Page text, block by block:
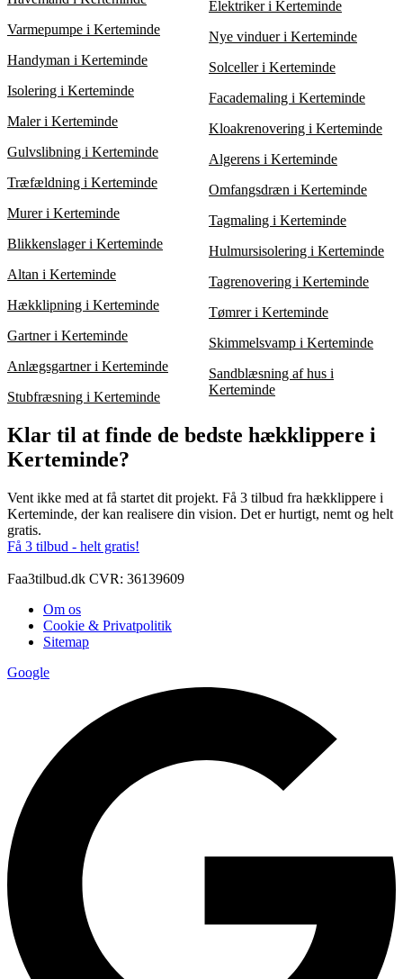
af omkostningerne og finde den mest fordelagtige pris på
hækklipning.
Varmepumpe i Kerteminde
Handyman i Kerteminde
Isolering i Kerteminde
Maler i Kerteminde
Gulvslibning i Kerteminde
Træfældning i Kerteminde
Murer i Kerteminde
Blikkenslager i Kerteminde
Altan i Kerteminde
Hækklipning i Kerteminde
Gartner i Kerteminde
Anlægsgartner i Kerteminde
Stubfræsning i Kerteminde
Elektriker i Kerteminde
Nye vinduer i Kerteminde
Solceller i Kerteminde
Facademaling i Kerteminde
Kloakrenovering i Kerteminde
Algerens i Kerteminde
Omfangsdræn i Kerteminde
Tagmaling i Kerteminde
Hulmursisolering i Kerteminde
Tagrenovering i Kerteminde
Tømrer i Kerteminde
Skimmelsvamp i Kerteminde
Sandblæsning af hus i
Kerteminde
Klar til at finde de bedste hækklippere i
Kerteminde?
Vent ikke med at få startet dit projekt. Få 3 tilbud fra hækklippere i
Kerteminde, der kan realisere din vision. Det er hurtigt, nemt og helt
gratis.
Få 3 tilbud - helt gratis!
Faa3tilbud.dk CVR: 36139609
Om os
Cookie & Privatpolitik
Sitemap
Google